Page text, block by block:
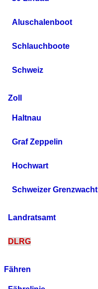
Aluschalenboot
Schlauchboote
Schweiz
Zoll
Haltnau
Graf Zeppelin
Hochwart
Schweizer Grenzwacht
Landratsamt
DLRG
Fähren